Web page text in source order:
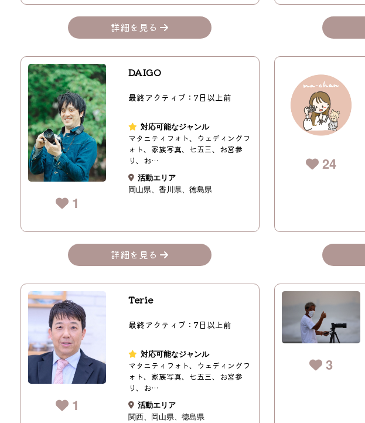
詳細を見る
1
DAIGO
最終アクティブ：7日以上前
対応可能なジャンル
マタニティフォト、ウェディングフ
ォト、家族写真、七五三、お宮参
り、お…
活動エリア
岡山県
香川県 徳島県
詳細を見る
24
1
Terie
最終アクティブ：7日以上前
対応可能なジャンル
マタニティフォト、ウェディングフ
ォト、家族写真、七五三、お宮参
り、お…
活動エリア
関西
岡山県 徳島県
3